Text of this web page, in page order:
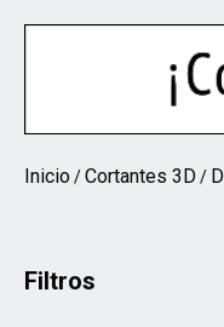
Inicio/Cortantes 3D/
Filtros